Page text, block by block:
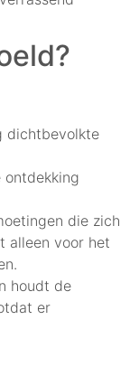
dichtbevolkte
die zich
alleen voor het
houdt de
er